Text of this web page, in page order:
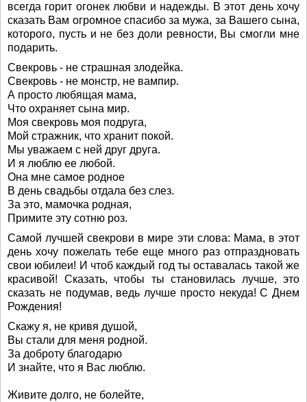
всегда горит огонек любви и надежды. В этот день хочу
сказать Вам огромное спасибо за мужа, за Вашего сына,
которого, пусть и не без доли ревности, Вы смогли мне
подарить.
Свекровь - не страшная злодейка.
Свекровь - не монстр, не вампир.
А просто любящая мама,
Что охраняет сына мир.
Моя свекровь моя подруга,
Мой стражник, что хранит покой.
Мы уважаем с ней друг друга.
И я люблю ее любой.
Она мне самое родное
В день свадьбы отдала без слез.
За это, мамочка родная,
Примите эту сотню роз.
Самой лучшей свекрови в мире эти слова: Мама, в этот
день хочу пожелать тебе еще много раз отпраздновать
свои юбилеи! И чтоб каждый год ты оставалась такой же
красивой! Сказать, чтобы ты становилась лучше, это
сказать не подумав, ведь лучше просто некуда! С Днем
Рождения!
Скажу я, не кривя душой,
Вы стали для меня родной.
За доброту благодарю
И знайте, что я Вас люблю.
Живите долго, не болейте,